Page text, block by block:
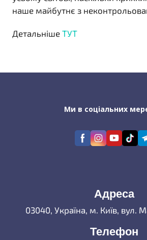
наше майбутнє з
Детальніше ТУТ
Ми в соціальних
Адреса
03040, Україна, м. Київ, вул.
Телефон